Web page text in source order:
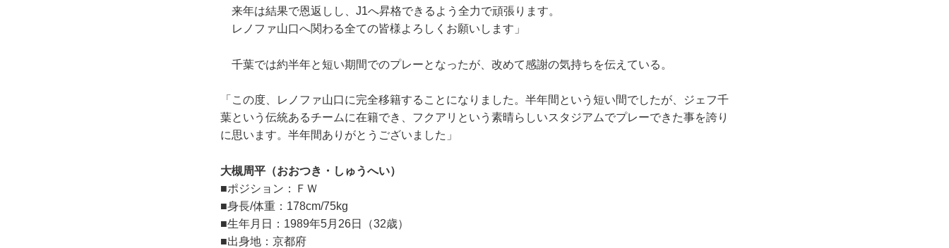
来年は結果で恩返しし、J1へ昇格できるよう全力で頑張ります。
レノファ山口へ関わる全ての皆様よろしくお願いします」
千葉では約半年と短い期間でのプレーとなったが、改めて感謝の気持ちを伝えている。
「この度、レノファ山口に完全移籍することになりました。半年間という短い間でしたが、ジェフ千
葉という伝統あるチームに在籍でき、フクアリという素晴らしいスタジアムでプレーできた事を誇り
に思います。半年間ありがとうございました」
大槻周平（おおつき・しゅうへい）
■ポジション：ＦＷ
■身長/体重：178cm/75kg
■生年月日：1989年5月26日（32歳）
■出身地：京都府